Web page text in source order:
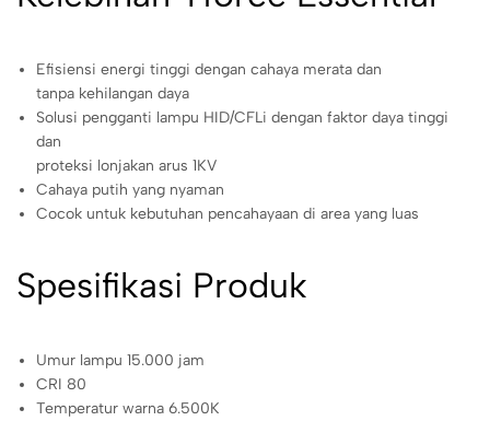
Efisiensi energi tinggi dengan cahaya merata dan
tanpa kehilangan daya
Solusi pengganti lampu HID/CFLi dengan faktor daya tinggi
dan
proteksi lonjakan arus 1KV
Cahaya putih yang nyaman
Cocok untuk kebutuhan pencahayaan di area yang luas
Spesifikasi Produk
Umur lampu 15.000 jam
CRI 80
Temperatur warna 6.500K